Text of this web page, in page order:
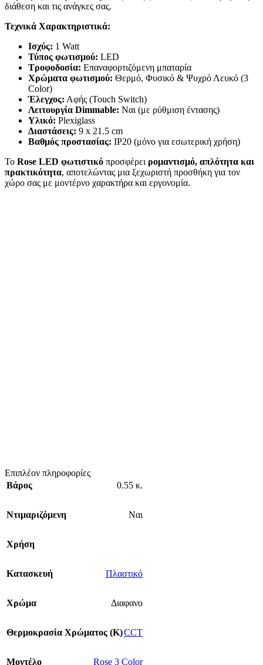
διάθεση και τις ανάγκες σας.
Τεχνικά Χαρακτηριστικά:
Ισχύς: 1 Watt
Τύπος φωτισμού: LED
Τροφοδοσία: Επαναφορτιζόμενη μπαταρία
Χρώματα φωτισμού: Θερμό, Φυσικό & Ψυχρό Λευκό (3
Color)
Έλεγχος: Αφής (Touch Switch)
Λειτουργία Dimmable: Ναι (με ρύθμιση έντασης)
Υλικό: Plexiglass
Διαστάσεις: 9 x 21.5 cm
Βαθμός προστασίας: IP20 (μόνο για εσωτερική χρήση)
Το Rose LED φωτιστικό προσφέρει ρομαντισμό, απλότητα και
πρακτικότητα, αποτελώντας μια ξεχωριστή προσθήκη για τον
χώρο σας με μοντέρνο χαρακτήρα και εργονομία.
Επιπλέον πληροφορίες
Βάρος
0.55 κ.
Ντιμαριζόμενη Ναι
Χρήση
Κατασκευή Πλαστικό
Χρώμα Διαφανο
Θερμοκρασία Χρώματος (Κ)CCT
Mοντέλο Rose 3 Color